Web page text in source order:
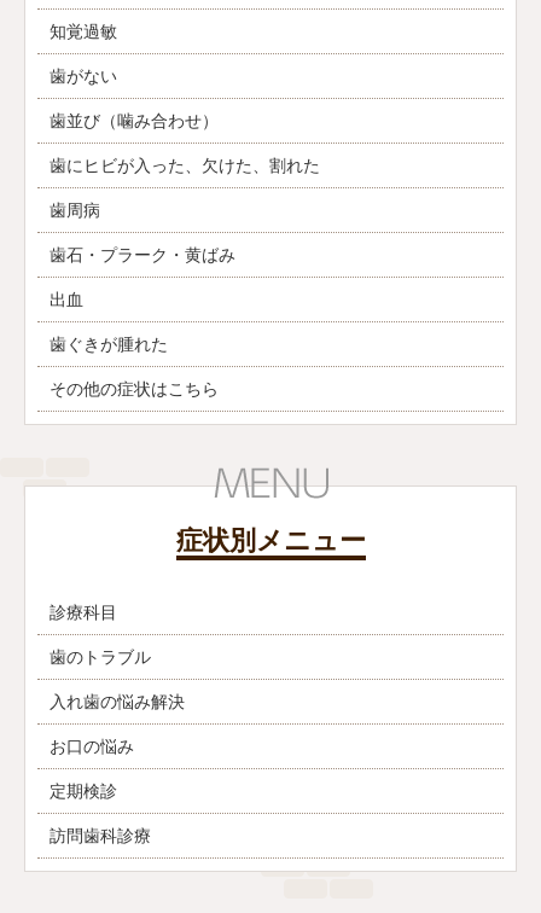
知覚過敏
歯がない
歯並び（噛み合わせ）
歯にヒビが入った、欠けた、割れた
歯周病
歯石・プラーク・黄ばみ
出血
歯ぐきが腫れた
その他の症状はこちら
症状別メニュー
診療科目
歯のトラブル
入れ歯の悩み解決
お口の悩み
定期検診
訪問歯科診療